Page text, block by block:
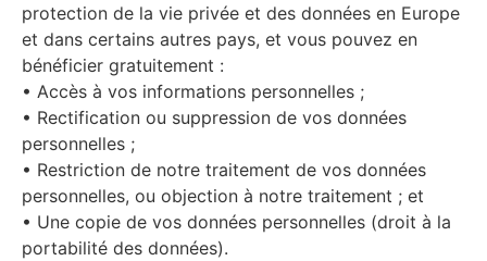
protection de la vie privée et des données en Europe
et dans certains autres pays, et vous pouvez en
bénéficier gratuitement :
• Accès à vos informations personnelles ;
• Rectification ou suppression de vos données
personnelles ;
• Restriction de notre traitement de vos données
personnelles, ou objection à notre traitement ; et
• Une copie de vos données personnelles (droit à la
portabilité des données).